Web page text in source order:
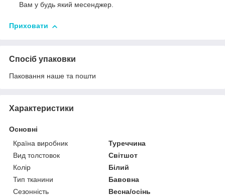
Вам у будь який месенджер.
Приховати
Спосіб упаковки
Паковання наше та пошти
Характеристики
Основні
Країна виробник
Туреччина
Вид толстовок
Світшот
Колір
Білий
Тип тканини
Бавовна
Сезонність
Весна/осінь